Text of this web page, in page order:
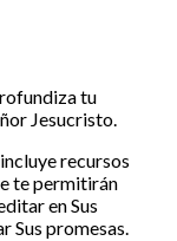
tu
Jesucristo.
recursos
te permitirán
en Sus
Sus promesas.